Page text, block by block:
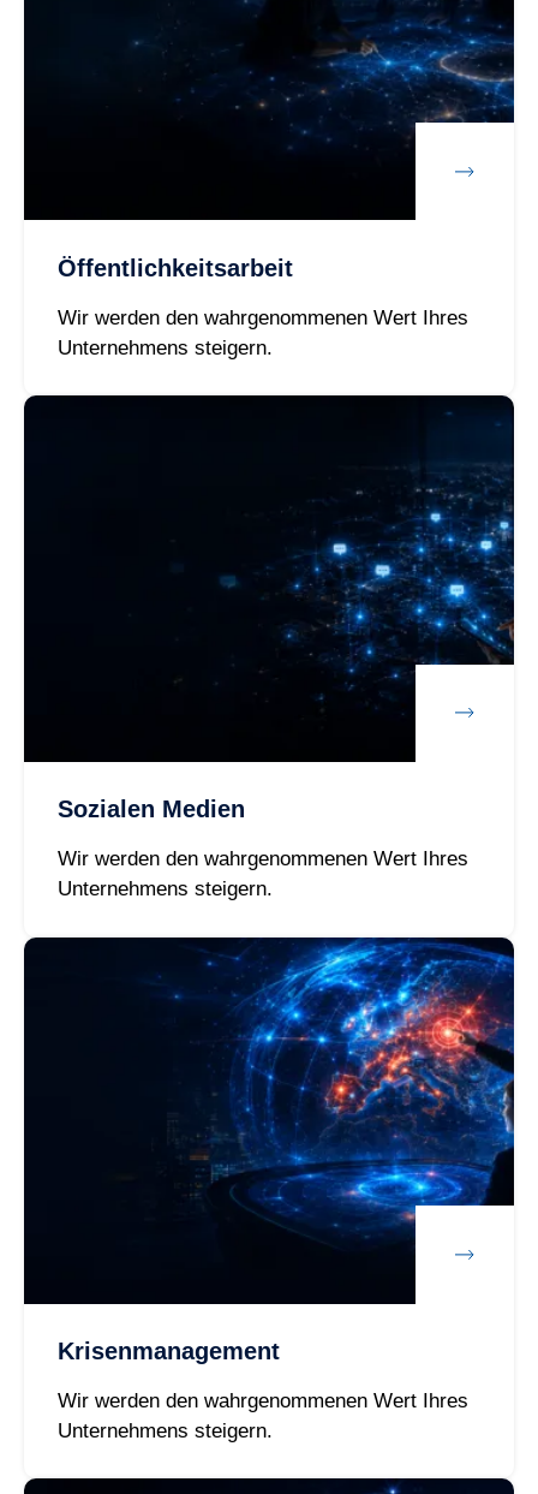
Öffentlichkeitsarbeit
Wir werden den wahrgenommenen Wert Ihres
Unternehmens steigern.
Sozialen Medien
Wir werden den wahrgenommenen Wert Ihres
Unternehmens steigern.
Krisenmanagement
Wir werden den wahrgenommenen Wert Ihres
Unternehmens steigern.